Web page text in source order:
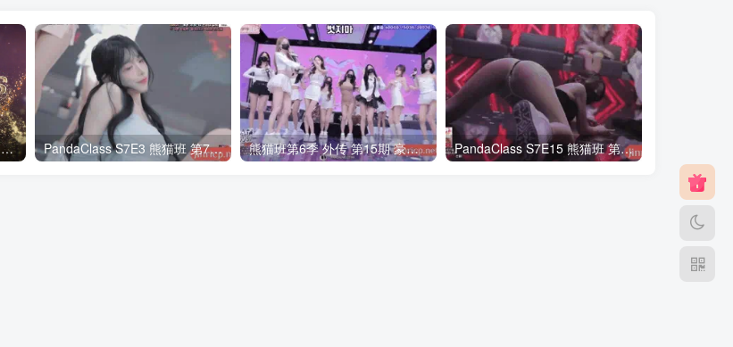
全网最全! 熊猫班 第6季 外传 SpinOff 全集 All in one 合集版 中英韩简繁字幕外挂版 PandaClass S7E3 熊猫班 第7季 第3期 二十一点日 中英韩简繁字幕 熊猫班第6季 外传 第15期 豪礼日&完结 中英韩简繁字幕 PandaClass S7E15 熊猫班 第7季 第15期 俄罗斯轮盘 中英韩简繁字幕